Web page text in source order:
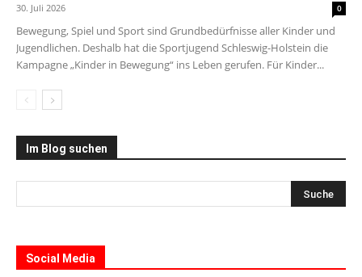
30. Juli 2026 0
Bewegung, Spiel und Sport sind Grundbedürfnisse aller Kinder und
Jugendlichen. Deshalb hat die Sportjugend Schleswig-Holstein die
Kampagne „Kinder in Bewegung“ ins Leben gerufen. Für Kinder...
Im Blog suchen
Social Media